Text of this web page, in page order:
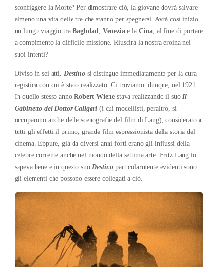
sconfiggere la Morte? Per dimostrare ciò, la giovane dovrà salvare
almeno una vita delle tre che stanno per spegnersi. Avrà così inizio
un lungo viaggio tra Baghdad Venezia e la Cina , al fine di portare
a compimento la difficile missione. Riuscirà la nostra eroina nei
suoi intenti?
Diviso in sei atti, Destino si distingue immediatamente per la cura
registica con cui è stato realizzato. Ci troviamo, dunque, nel 1921.
In quello stesso anno Robert Wiene stava realizzando il suo Il
Gabinetto del Dottor Caligari (i cui modellisti, peraltro, si
occuparono anche delle scenografie del film di Lang), considerato a
tutti gli effetti il primo, grande film espressionista della storia del
cinema. Eppure, già da diversi anni forti erano gli influssi della
celebre corrente anche nel mondo della settima arte. Fritz Lang lo
sapeva bene e in questo suo Destino particolarmente evidenti sono
gli elementi che possono essere collegati a ciò.